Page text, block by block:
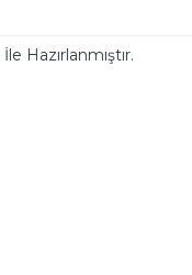
İle Hazırlanmıştır.